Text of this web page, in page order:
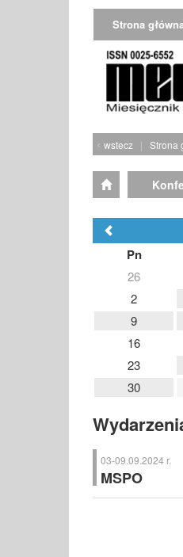
Strona
‹ wstecz | Strona
Pn
26
2
9
16
23
30
03-09.09.2024 r.
MSPO
MSPO–